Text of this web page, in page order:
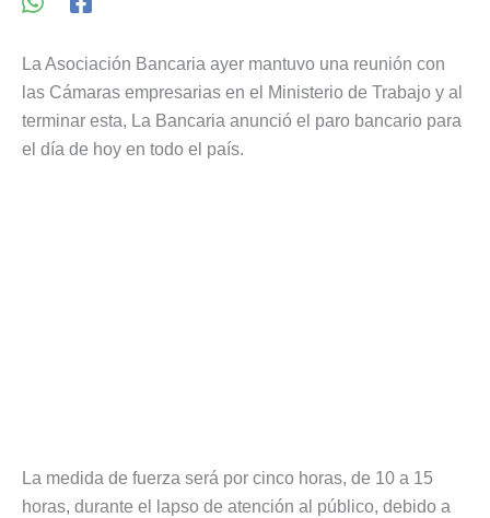
La Asociación Bancaria ayer mantuvo una reunión con
las Cámaras empresarias en el Ministerio de Trabajo y al
terminar esta, La Bancaria anunció el paro bancario para
el día de hoy en todo el país.
La medida de fuerza será por cinco horas, de 10 a 15
horas, durante el lapso de atención al público, debido a